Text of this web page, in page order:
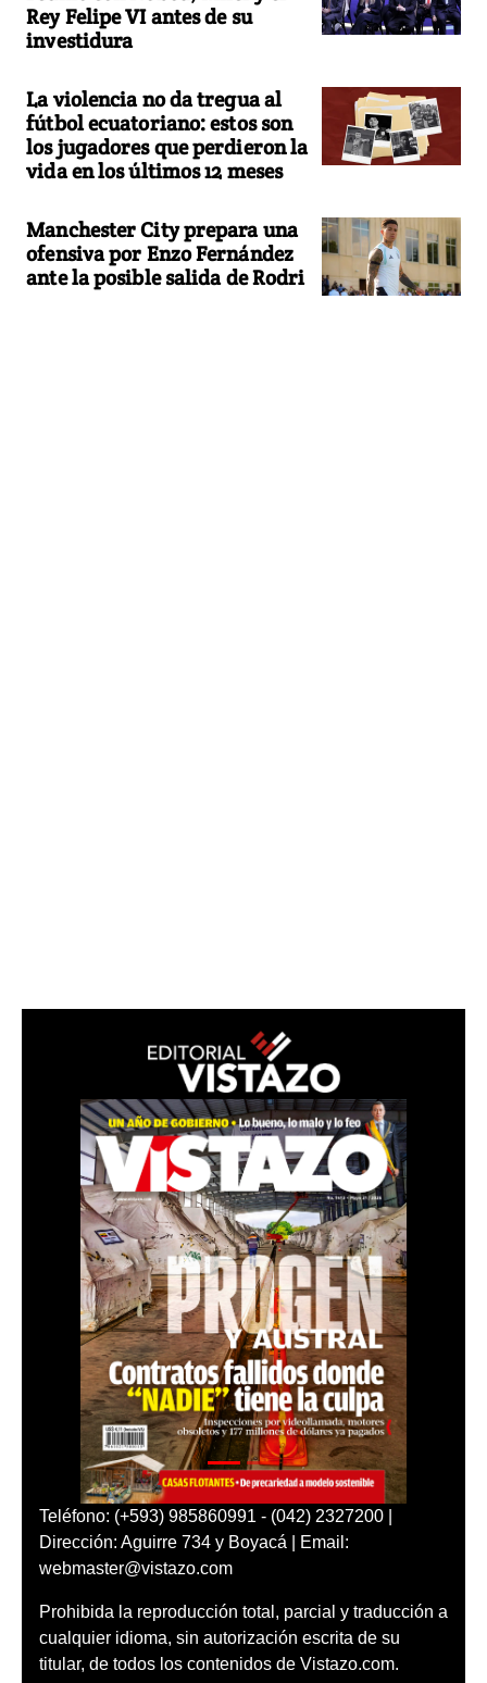
Rey Felipe VI antes de su
investidura
La violencia no da tregua al
fútbol ecuatoriano: estos son
los jugadores que perdieron la
vida en los últimos 12 meses
Manchester City prepara una
ofensiva por Enzo Fernández
ante la posible salida de Rodri
Teléfono: (+593) 985860991 - (042) 2327200 |
Dirección: Aguirre 734 y Boyacá | Email:
webmaster@vistazo.com
Prohibida la reproducción total, parcial y traducción a
cualquier idioma, sin autorización escrita de su
titular, de todos los contenidos de Vistazo.com.